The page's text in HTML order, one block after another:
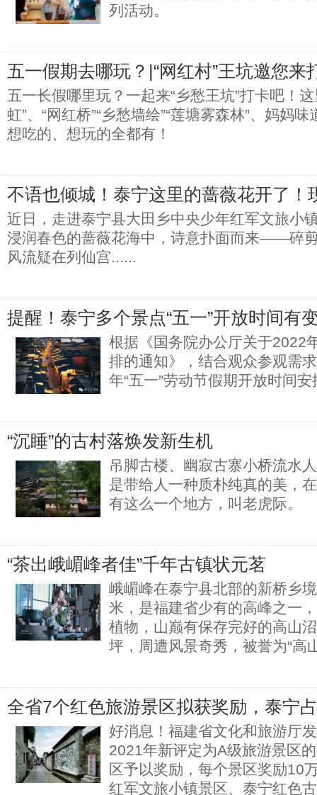
列活动。
五一假期去哪玩？|“网红村”王坑邀您来
五一长假哪里玩？一起来“乡愁王坑”打卡吧！
虹”、“网红桥”“乡愁墙绘”“莲塘雾森林”、妈妈
想吃的、想玩的全都有！
不语也倾城！泰宁这里的蔷薇花开了！
近日，走进泰宁县大田乡中央少年红军文旅小
浸润春色的蔷薇花海中，诗意扑面而来——碎
风流疑在列仙宫......
提醒！泰宁多个景点“五一”开放时间有
根据《国务院办公厅关于2022
排的通知》，结合观众参观需
年“五一”劳动节假期开放时间
“沉睡”的古村落焕发新生机
吊脚古楼、幽寂古寨小桥流水
是带给人一种质朴纯真的美，
有这么一个地方，叫老虎际。
“茶出峨嵋峰者佳”千年古镇状元茗
峨嵋峰在泰宁县北部的新桥乡
米，是福建省少有的高峰之一
植物，山巅有保存完好的高山
坪，周遭风景奇秀，被誉为“高
全省7个红色旅游景区拟获奖励，泰宁
好消息！福建省文化和旅游厅
2021年新评定为A级旅游景区
区予以奖励，每个景区奖励10
红军文旅小镇景区、泰宁红色